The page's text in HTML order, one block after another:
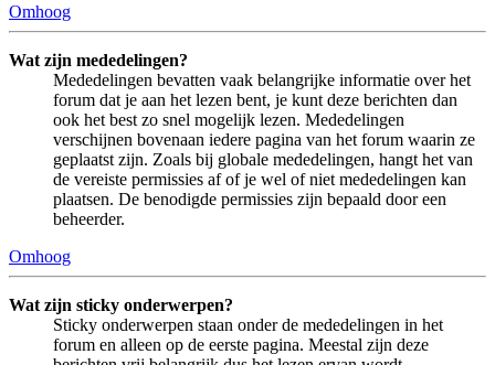
Omhoog
Wat zijn mededelingen?
Mededelingen bevatten vaak belangrijke informatie over het
forum dat je aan het lezen bent, je kunt deze berichten dan
ook het best zo snel mogelijk lezen. Mededelingen
verschijnen bovenaan iedere pagina van het forum waarin ze
geplaatst zijn. Zoals bij globale mededelingen, hangt het van
de vereiste permissies af of je wel of niet mededelingen kan
plaatsen. De benodigde permissies zijn bepaald door een
beheerder.
Omhoog
Wat zijn sticky onderwerpen?
Sticky onderwerpen staan onder de mededelingen in het
forum en alleen op de eerste pagina. Meestal zijn deze